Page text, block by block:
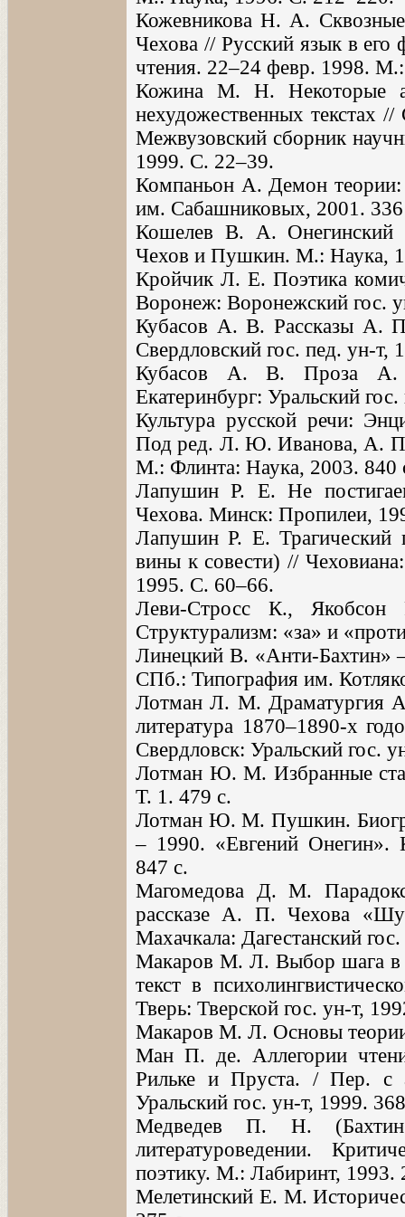
Кожевникова Н. А.
Чехова // Русский язык в его
чтения. 22–24 февр. 1998.
Кожина М. Н. Некоторые
нехудожественных текстах //
Межвузовский сборник
1999. С. 22–39.
Компаньон А. Демон
им. Сабашниковых, 2001.
Кошелев В. А. Онегинский
Чехов и Пушкин. М.: Наука,
Кройчик Л. Е. Поэтика
Воронеж: Воронежский гос.
Кубасов А. В. Рассказы А.
Свердловский гос. пед. ун-т,
Кубасов А. В. Проза А.
Екатеринбург: Уральский
Культура русской речи:
Под ред. Л. Ю. Иванова, А.
М.: Флинта: Наука, 2003. 840
Лапушин Р. Е. Не
Чехова. Минск: Пропилеи,
Лапушин Р. Е.
вины к совести) //
1995. С. 60–66.
Леви-Стросс К.,
Структурализм: «за» и
Линецкий В. «Анти-Бахтин»
СПб.: Типография им.
Лотман Л. М. Драматургия
литература 1870–1890-х
Свердловск: Уральский гос.
Лотман Ю. М. Избранные
Т. 1. 479 с.
Лотман Ю. М. Пушкин.
– 1990. «Евгений Онегин».
847 с.
Магомедова Д. М.
рассказе А. П. Чехова
Махачкала: Дагестанский
Макаров М. Л. Выбор шага в
текст в
Тверь: Тверской гос. ун-т,
Макаров М. Л. Основы
Ман П. де. Аллегории
Рильке и Пруста. / Пер. с
Уральский гос. ун-т, 1999.
Медведев П. Н.
литературоведении.
поэтику. М.: Лабиринт, 1993.
Мелетинский Е. М.